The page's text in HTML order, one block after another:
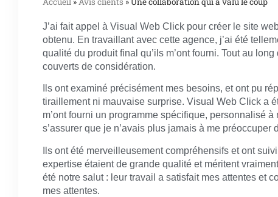
J’ai fait appel à Visual Web Click pour créer le site
obtenu. En travaillant avec cette agence, j’ai été
qualité du produit final qu’ils m’ont fourni. Tout au
couverts de considération.
Ils ont examiné précisément mes besoins, et ont pu
tiraillement ni mauvaise surprise. Visual Web Click a
m’ont fourni un programme spécifique, personnalisé
s’assurer que je n’avais plus jamais à me préoccuper
Ils ont été merveilleusement compréhensifs et ont
expertise étaient de grande qualité et méritent
été notre salut : leur travail a satisfait mes attentes et
mes attentes.